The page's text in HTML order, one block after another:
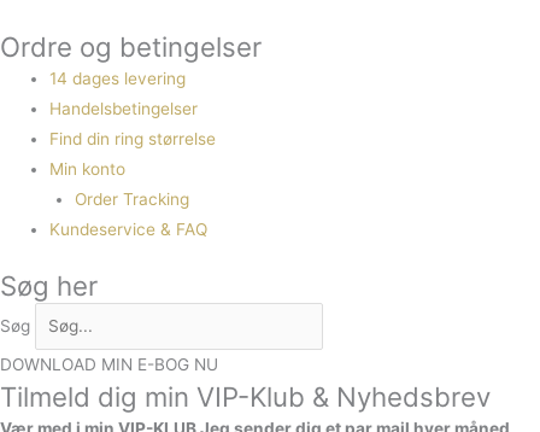
Ordre og betingelser
14 dages levering
Handelsbetingelser
Find din ring størrelse
Min konto
Order Tracking
Kundeservice & FAQ
Søg her
Søg
DOWNLOAD MIN E-BOG NU
Tilmeld dig min VIP-Klub & Nyhedsbrev
Vær med i min VIP-KLUBJeg sender dig et par mail hver måned